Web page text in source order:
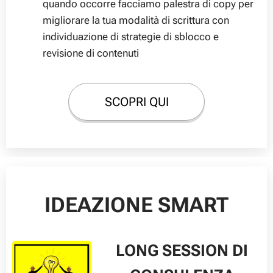
quando occorre facciamo palestra di copy per
migliorare la tua modalità di scrittura con
individuazione di strategie di sblocco e
revisione di contenuti
SCOPRI QUI
IDEAZIONE SMART
LONG SESSION DI